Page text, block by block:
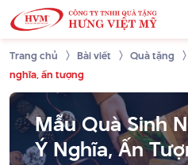
Trang chủ Bài viết Quà tặng
nghĩa, ấn tượng
Mẫu Quà Sinh
Ý Nghĩa, Ấn